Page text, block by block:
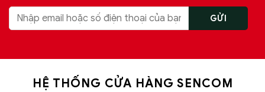
HỆ THỐNG CỬA HÀNG SENCOM